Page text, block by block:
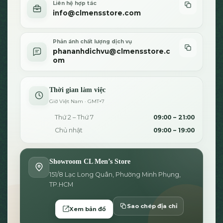
Liên hệ hợp tác
info@clmensstore.com
Phản ánh chất lượng dịch vụ
phananhdichvu@clmensstore.c
om
Thời gian làm việc
Giờ Việt Nam · GMT+7
Thứ 2 – Thứ 7
09:00 – 21:00
Chủ nhật
09:00 – 19:00
Showroom CL Men’s Store
151/8 Lạc Long Quân, Phường Minh Phụng,
TP.HCM
Xem bản đồ Sao chép địa chỉ